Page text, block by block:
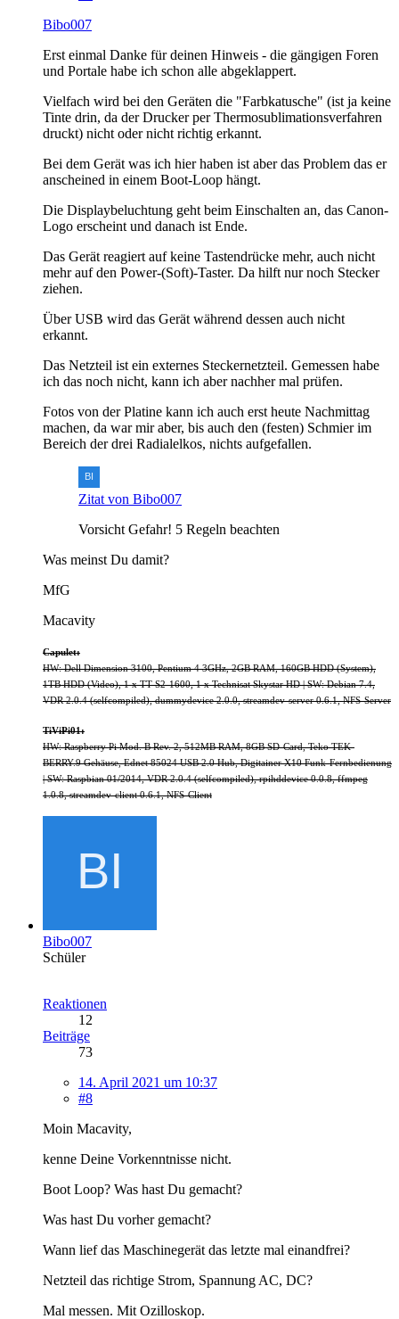
Bibo007
Erst einmal Danke für deinen Hinweis - die gängigen Foren
und Portale habe ich schon alle abgeklappert.
Vielfach wird bei den Geräten die "Farbkatusche" (ist ja keine
Tinte drin, da der Drucker per Thermosublimationsverfahren
druckt) nicht oder nicht richtig erkannt.
Bei dem Gerät was ich hier haben ist aber das Problem das er
anscheined in einem Boot-Loop hängt.
Die Displaybeluchtung geht beim Einschalten an, das Canon-
Logo erscheint und danach ist Ende.
Das Gerät reagiert auf keine Tastendrücke mehr, auch nicht
mehr auf den Power-(Soft)-Taster. Da hilft nur noch Stecker
ziehen.
Über USB wird das Gerät während dessen auch nicht
erkannt.
Das Netzteil ist ein externes Steckernetzteil. Gemessen habe
ich das noch nicht, kann ich aber nachher mal prüfen.
Fotos von der Platine kann ich auch erst heute Nachmittag
machen, da war mir aber, bis auch den (festen) Schmier im
Bereich der drei Radialelkos, nichts aufgefallen.
Zitat von Bibo007
Vorsicht Gefahr! 5 Regeln beachten
Was meinst Du damit?
MfG
Macavity
Capulet:
HW: Dell Dimension 3100, Pentium 4 3GHz, 2GB RAM, 160GB HDD (System),
1TB HDD (Video), 1 x TT S2-1600, 1 x Technisat Skystar HD | SW: Debian 7.4,
VDR 2.0.4 (selfcompiled), dummydevice 2.0.0, streamdev-server 0.6.1, NFS-Server
TiViPi01:
HW: Raspberry Pi Mod. B Rev. 2, 512MB RAM, 8GB SD-Card, Teko TEK-
BERRY.9 Gehäuse, Ednet 85024 USB 2.0 Hub, Digitainer X10 Funk-Fernbedienung
| SW: Raspbian 01/2014, VDR 2.0.4 (selfcompiled), rpihddevice 0.0.8, ffmpeg
1.0.8, streamdev-client 0.6.1, NFS-Client
Bibo007
Schüler
Reaktionen
12
Beiträge
73
14. April 2021 um 10:37
#8
Moin Macavity,
kenne Deine Vorkenntnisse nicht.
Boot Loop? Was hast Du gemacht?
Was hast Du vorher gemacht?
Wann lief das Maschinegerät das letzte mal einandfrei?
Netzteil das richtige Strom, Spannung AC, DC?
Mal messen. Mit Ozilloskop.